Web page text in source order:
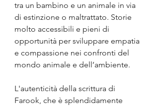
tra un bambino e un animale in via
di estinzione o maltrattato. Storie
molto accessibili e pieni di
opportunità per sviluppare empatia
e compassione nei confronti del
mondo animale e dell’ambiente.
L'autenticità della scrittura di
Farook, che è splendidamente